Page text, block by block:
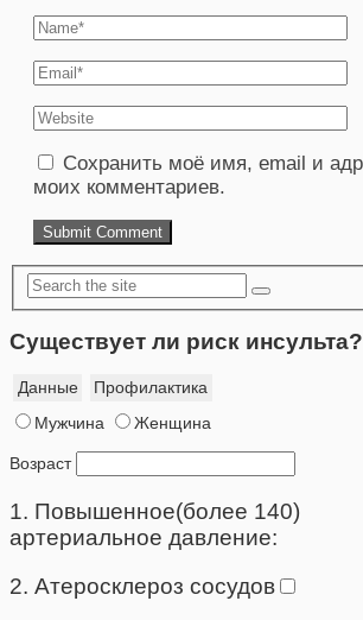
Сохранить моё имя, email и
моих комментариев.
Существует ли риск инсульта?
Данные
Профилактика
Мужчина
Женщина
Возраст
1. Повышенное(более 140)
артериальное давление:
2. Атеросклероз сосудов